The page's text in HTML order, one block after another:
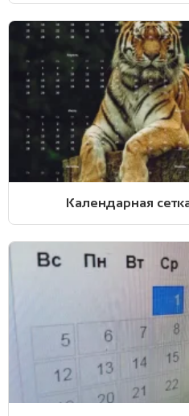
Календарная